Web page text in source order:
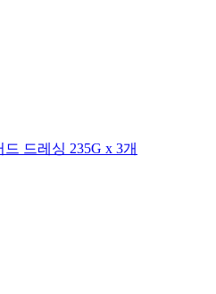
드레싱 235G x 3개